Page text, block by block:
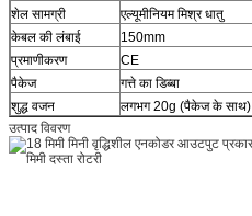
शेल सामग्री
एल्यूमीनियम मिश्र धातु
केबल की लंबाई
150mm
प्रमाणीकरण
CE
पैकेज
गत्ते का डिब्बा
शुद्ध वजन
लगभग 20g (पैकेज के साथ)
उत्पाद विवरण